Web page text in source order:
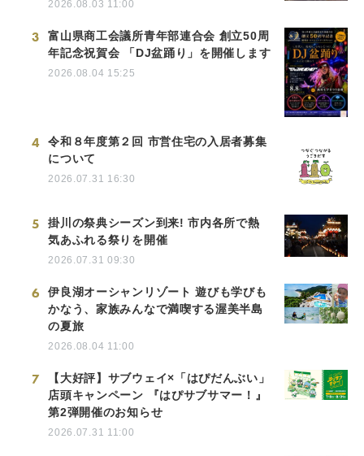
2026.08.03 11:00
3
富山県商工会議所青年部連合会 創立50周
年記念祝賀会 「DJ盆踊り」を開催します
2026.08.04 15:25
4
令和８年度第２回 市営住宅の入居者募集
について
2026.07.31 16:30
5
掛川の祭典シーズン到来! 市内各所で熱
気あふれる祭りを開催
2026.07.31 09:30
6
伊良湖オーシャンリゾート 遊びも学びも
かなう、家族みんなで満喫する渥美半島
の夏旅
2026.08.04 11:00
7
【大好評】サブウェイ×「はぴだんぶい」
店頭キャンペーン 『はぴサブサマー！』
第2弾開催のお知らせ
2026.07.31 11:00